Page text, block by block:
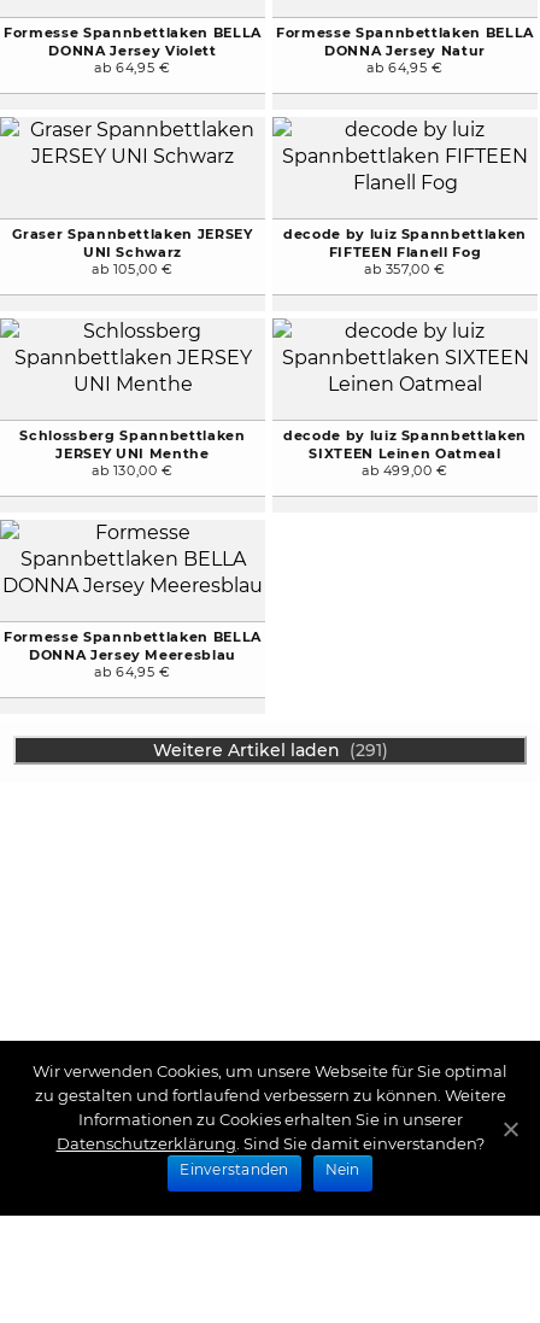
Formesse Spannbettlaken BELLA
DONNA Jersey Violett
ab 64,95 €
Formesse Spannbettlaken BELLA
DONNA Jersey Natur
ab 64,95 €
Graser Spannbettlaken JERSEY
UNI Schwarz
ab 105,00 €
decode by luiz Spannbettlaken
FIFTEEN Flanell Fog
ab 357,00 €
Schlossberg Spannbettlaken
JERSEY UNI Menthe
ab 130,00 €
decode by luiz Spannbettlaken
SIXTEEN Leinen Oatmeal
ab 499,00 €
Formesse Spannbettlaken BELLA
DONNA Jersey Meeresblau
ab 64,95 €
Weitere Artikel laden (291)
Wir verwenden Cookies, um unsere Webseite für Sie optimal
zu gestalten und fortlaufend verbessern zu können. Weitere
Informationen zu Cookies erhalten Sie in unserer
Datenschutzerklärung . Sind Sie damit einverstanden?
Einverstanden Nein